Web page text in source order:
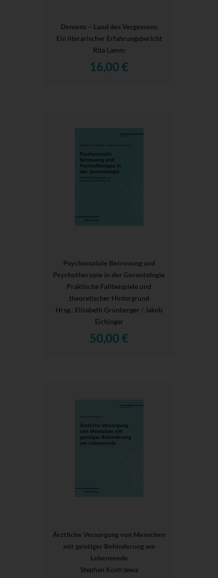
Demenz – Land des Vergessens
Ein literarischer Erfahrungsbericht
Rita Lamm
16,00 €
Psychosoziale Betreuung und
Psychotherapie in der Gerontologie
Praktische Fallbeispiele und
theoretischer Hintergrund
Hrsg.: Elisabeth Grünberger / Jakob
Eichinger
50,00 €
Ärztliche Versorgung von Menschen
mit geistiger Behinderung am
Lebensende
Stephan Kostrzewa